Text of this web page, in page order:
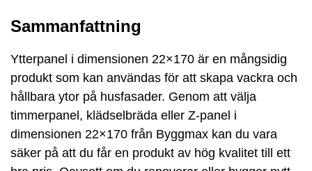
Sammanfattning
Ytterpanel i dimensionen 22×170 är en mångsidig
produkt som kan användas för att skapa vackra och
hållbara ytor på husfasader. Genom att välja
timmerpanel, klädselbräda eller Z-panel i
dimensionen 22×170 från Byggmax kan du vara
säker på att du får en produkt av hög kvalitet till ett